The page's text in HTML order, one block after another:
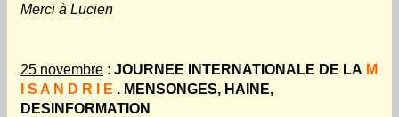
Merci à Lucien
25 novembre : JOURNEE INTERNATIONALE DE LA M
I S A N D R I E . MENSONGES, HAINE,
DESINFORMATION